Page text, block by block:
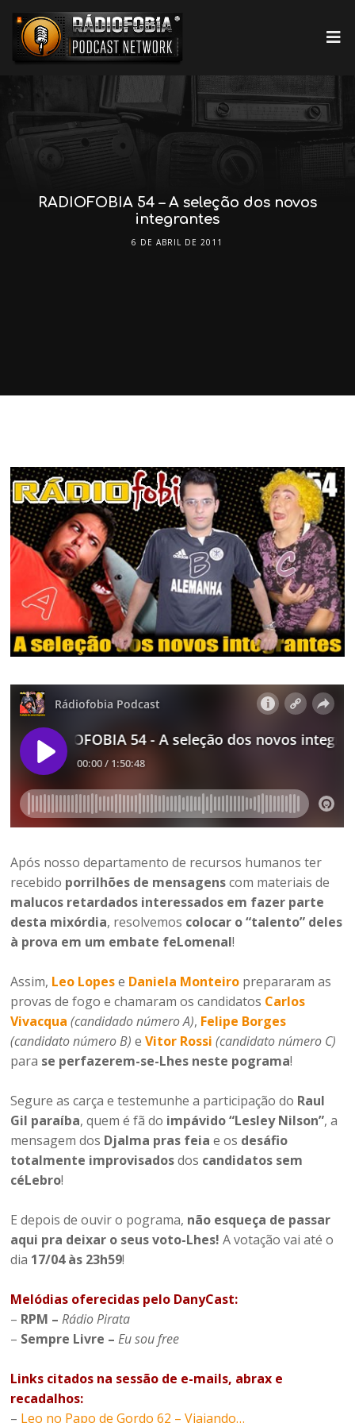
RADIOFOBIA 54 – A seleção dos novos
integrantes
6 DE ABRIL DE 2011
Após nosso departamento de recursos humanos ter
recebido porrilhões de mensagenscom materiais de
malucos retardados interessados em fazer parte
desta mixórdia, resolvemos colocar o “talento” deles
à prova em um embate feLomenal!
Assim, Leo Lopese Daniela Monteiro prepararam as
provas de fogo e chamaram os candidatos Carlos
Vivacqua (candidado número A), Felipe Borges
(candidato número B) eVitor Rossi (candidato número C)
para se perfazerem-se-Lhes neste pograma!
Segure as carça e testemunhe a participação do Raul
Gil paraíba, quem é fã do impávido “Lesley Nilson”, a
mensagem dos Djalma pras feia e os desáfio
totalmente improvisadosdos candidatos sem
céLebro!
E depois de ouvir o pograma, não esqueça de passar
aqui pra deixar o seus voto-Lhes!A votação vai até o
dia 17/04 às 23h59!
Melódias oferecidas pelo DanyCast:
– RPM –Rádio Pirata
– Sempre Livre –Eu sou free
Links citados na sessão de e-mails, abrax e
recadalhos:
– Leo no Papo de Gordo 62 – Viajando…